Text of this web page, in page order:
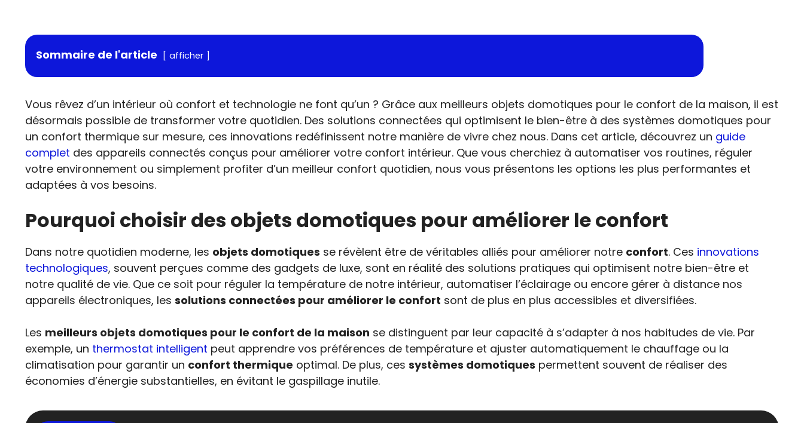
Sommaire de l'article afficher
Vous rêvez d’un intérieur où confort et technologie ne font qu’un ? Grâce aux meilleurs objets domotiques pour le confort de la maison, il est
désormais possible de transformer votre quotidien. Des solutions connectées qui optimisent le bien-être à des systèmes domotiques pour
un confort thermique sur mesure, ces innovations redéfinissent notre manière de vivre chez nous. Dans cet article, découvrez un guide
complet des appareils connectés conçus pour améliorer votre confort intérieur. Que vous cherchiez à automatiser vos routines, réguler
votre environnement ou simplement profiter d’un meilleur confort quotidien, nous vous présentons les options les plus performantes et
adaptées à vos besoins.
Pourquoi choisir des objets domotiques pour améliorer le confort
Dans notre quotidien moderne, les objets domotiques se révèlent être de véritables alliés pour améliorer notre confort. Ces innovations
technologiques, souvent perçues comme des gadgets de luxe, sont en réalité des solutions pratiques qui optimisent notre bien-être et
notre qualité de vie. Que ce soit pour réguler la température de notre intérieur, automatiser l’éclairage ou encore gérer à distance nos
appareils électroniques, les solutions connectées pour améliorer le confort sont de plus en plus accessibles et diversifiées.
Les meilleurs objets domotiques pour le confort de la maison se distinguent par leur capacité à s’adapter à nos habitudes de vie. Par
exemple, un thermostat intelligent peut apprendre vos préférences de température et ajuster automatiquement le chauffage ou la
climatisation pour garantir un confort thermique optimal. De plus, ces systèmes domotiques permettent souvent de réaliser des
économies d’énergie substantielles, en évitant le gaspillage inutile.